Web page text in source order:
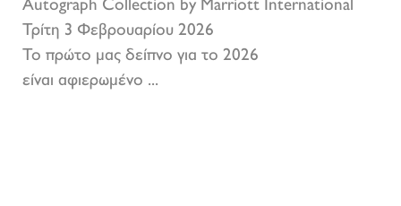
Autograph Collection by Marriott International
Τρίτη 3 Φεβρουαρίου 2026
Το πρώτο μας δείπνο για το 2026
είναι αφιερωμένο ...